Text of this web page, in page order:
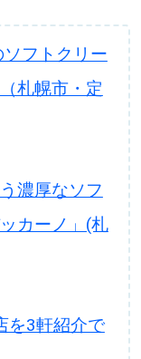
フトクリー
札幌市・定
濃厚なソフ
カーノ」(札
を3軒紹介で